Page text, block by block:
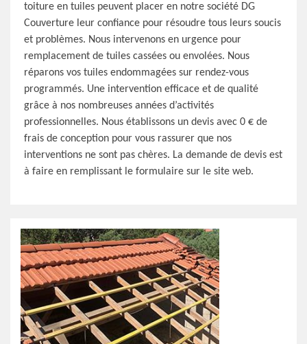
toiture en tuiles peuvent placer en notre société DG
Couverture leur confiance pour résoudre tous leurs soucis
et problèmes. Nous intervenons en urgence pour
remplacement de tuiles cassées ou envolées. Nous
réparons vos tuiles endommagées sur rendez-vous
programmés. Une intervention efficace et de qualité
grâce à nos nombreuses années d’activités
professionnelles. Nous établissons un devis avec 0 € de
frais de conception pour vous rassurer que nos
interventions ne sont pas chères. La demande de devis est
à faire en remplissant le formulaire sur le site web.